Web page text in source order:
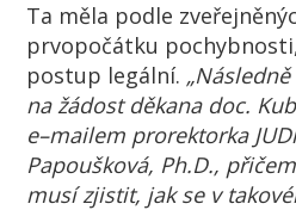
Ta měla podle
prvopočátku
postup legální. „
na žádost děkana doc.
e–mailem prorektorka
Papoušková, Ph.D.,
musí zjistit, jak se v